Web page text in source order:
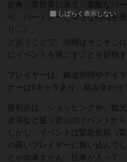
折角、異世界に来て、素敵なパ
ら、パートナーと幸せな時間を
り…）。
と言うことで、活躍はそこそこ
にイベントを過ごすことを目指す
プレイヤーは、錬金術師やテイ
ナーは6キャラあり、組み合わせ
勝利点は、ショッピングや、観
水浴など盛り沢山のイベントから
しかし、イベントは緊急依頼（
の高いプレイヤーに舞い込んで
とが出来ません。仕事が入って
しばらく表示しない